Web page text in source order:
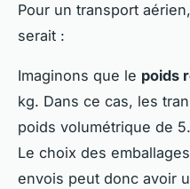
Pour un transport
serait :
Imaginons que le poids
kg. Dans ce cas, les
poids volumétrique de
Le choix des
envois peut donc avoir